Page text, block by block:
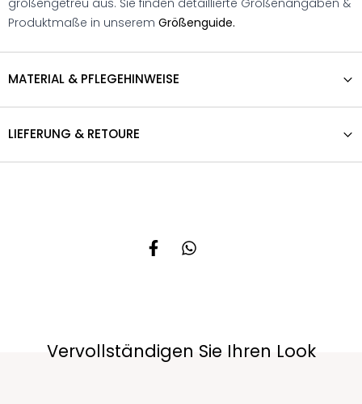
größengetreu aus. Sie finden detaillierte Größenangaben &
Produktmaße in unserem Größenguide.
MATERIAL & PFLEGEHINWEISE
LIEFERUNG & RETOURE
Vervollständigen Sie Ihren Look